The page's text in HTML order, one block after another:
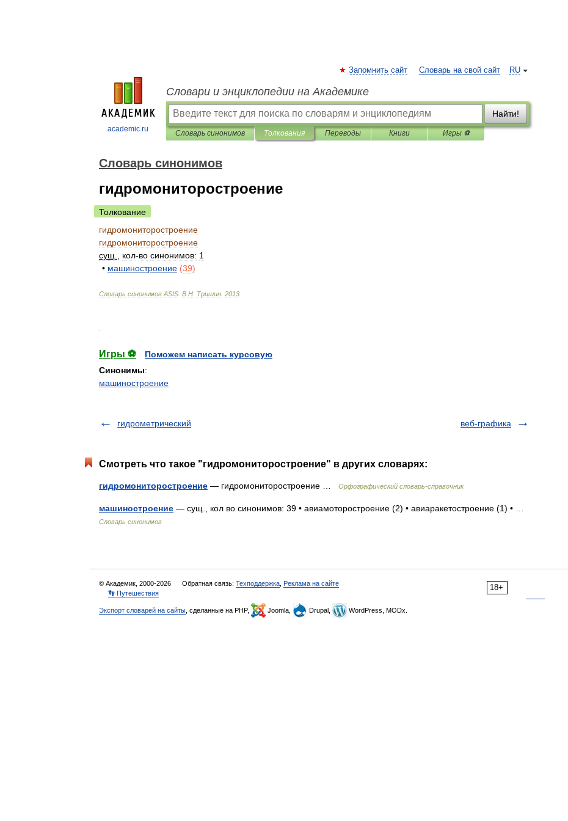
academic.ru
RU
Запомнить сайт Словарь на свой сайт
Словари и энциклопедии на Академике
Найти!
Словарь синонимов Толкования Переводы Книги Игры ⚽
Словарь синонимов
гидромониторостроение
Толкование
гидромониторостроение
гидромониторостроение
сущ
кол-во синонимов: 1
• машиностроение (39)
Словарь синонимов ASIS В Н Тришин 2013
Игры ⚽
Поможем написать курсовую
Синонимы:
машиностроение
гидрометрический веб-графика
Смотреть что такое "гидромониторостроение" в других словарях:
гидромониторостроение — гидромониторостроение … Орфографический словарь-справочник
машиностроение — сущ., кол во синонимов: 39 • авиамоторостроение (2) • авиаракетостроение (1) • …
Словарь синонимов
18+
© Академик, 2000-2026 Обратная связь: Техподдержка Реклама на сайте
👣 Путешествия
Экспорт словарей на сайты , сделанные на PHP, Joomla, Drupal, WordPress, MODx.